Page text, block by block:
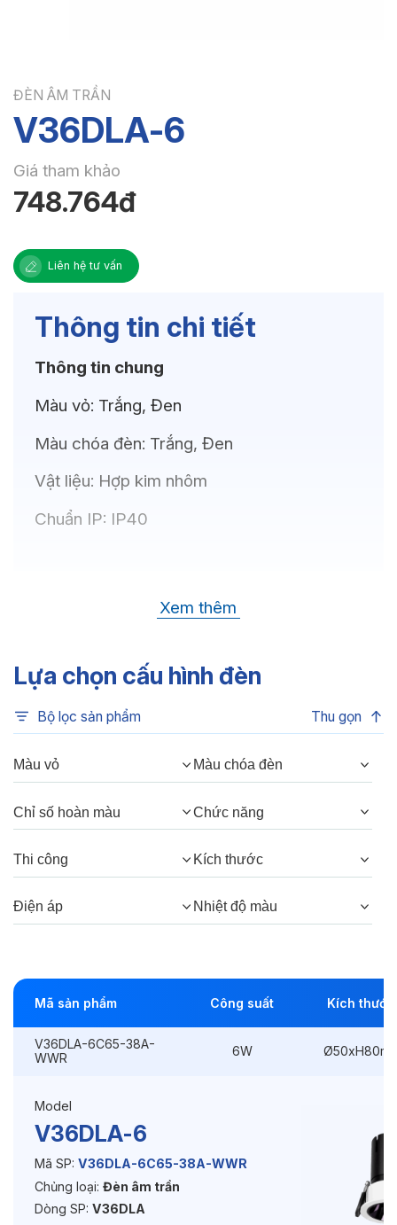
ĐÈN ÂM TRẦN
V36DLA-6
Giá tham khảo
748.764đ
Liên hệ tư vấn
Thông tin chi tiết
Thông tin chung
Màu vỏ: Trắng, Đen
Màu chóa đèn: Trắng, Đen
Vật liệu: Hợp kim nhôm
Chuẩn IP: IP40
OSRAM(GERMANY)
Nhiệt độ màu:6500K, 4000K, 3500K,
3000K, 3CCT
Chỉ số hoàn màu:
Quang thông:
480lm(C), 480lm(N),
Góc chiếu:38°, 24°
Thông số Điện & Lắp đặt
Điều hướng:
Có chỉnh hướng
Kích thướcØ50xH80mm
Điện áp: 220VAC, 50Hz
Độ bền & tùy chọn mở rộng
Xem thêm
Lựa chọn cấu hình đèn
Bộ lọc sản phẩm Thu gọn
Màu vỏ Màu chóa đèn
Chỉ số hoàn màu Chức năng
Thi công Kích thước
Điện áp Nhiệt độ màu
Mã sản phẩm Công suất Kích thước
V36DLA-6C65-38A-
WWR
6W
Model
V36DLA-6
Mã SP: V36DLA-6C65-38A-WWR
Chủng loại: Đèn âm trần
Dòng SP: V36DLA